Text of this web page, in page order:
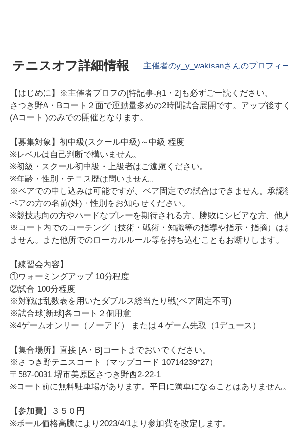
テニスオフ詳細情報 主催者のy_y_wakisanさんのプロフィ
【はじめに】※主催者プロフの[特記事項1・2]も必ずご一読ください。
さつき野A・Bコート２面で運動量多めの2時間試合展開です。アップ後
(Aコート )のみでの開催となります。
【募集対象】初中級(スクール中級)～中級 程度
※レベルは自己判断で構いません。
※初級・スクール初中級・上級者はご遠慮ください。
※年齢・性別・テニス歴は問いません。
※ペアでの申し込みは可能ですが、ペア固定での試合はできません。承
ペアの方の名前(姓)・性別をお知らせください。
※競技志向の方やハードなプレーを期待される方、勝敗にシビアな方、他
※コート内でのコーチング（技術・戦術・知識等の指導や指示・指摘）
ません。また他所でのローカルルール等を持ち込むこともお断りします。
【練習会内容】
①ウォーミングアップ 10分程度
②試合 100分程度
※対戦は乱数表を用いたダブルス総当たり戦(ペア固定不可)
※試合球[新球]各コート２個用意
※4ゲームオンリー（ノーアド） または４ゲーム先取（1デュース）
【集合場所】直接 [A・B]コートまでおいでください。
※さつき野テニスコート（マップコード 10714239*27）
〒587-0031 堺市美原区さつき野西2-22-1
※コート前に無料駐車場があります。平日に満車になることはありません
【参加費】３５０円
※ボール価格高騰により2023/4/1より参加費を改定します。